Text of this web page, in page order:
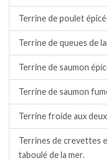
Terrine de poulet
Terrine de queues de
Terrine de saumon
Terrine de saumon
Terrine froide aux
Terrines de crevettes
taboulé de la mer.